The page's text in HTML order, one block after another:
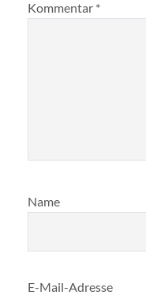
Kommentar *
Name
E-Mail-Adresse